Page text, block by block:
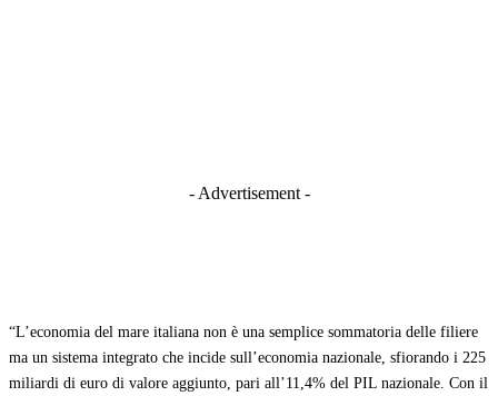
- Advertisement -
“L’economia del mare italiana non è una semplice sommatoria delle filiere
ma un sistema integrato che incide sull’economia nazionale, sfiorando i 225
miliardi di euro di valore aggiunto, pari all’11,4% del PIL nazionale. Con il